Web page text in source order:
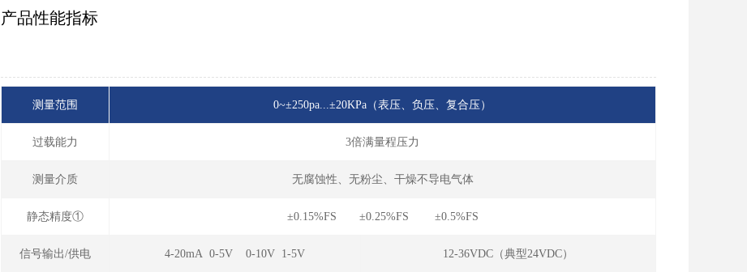
产品性能指标
测量范围 0~±250pa...±20KPa（表压、负压、复合压）
过载能力 3倍满量程压力
测量介质 无腐蚀性、无粉尘、干燥不导电气体
静态精度① ±0.15%FS ±0.25%FS ±0.5%FS
信号输出/供电 4-20mA 0-5V 0-10V 1-5V 12-36VDC（典型24VDC）